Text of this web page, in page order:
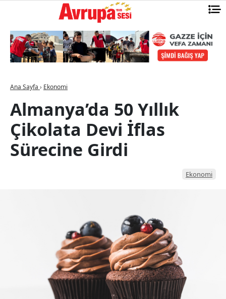
Ana Sayfa › Ekonomi
Almanya’da 50 Yıllık
Çikolata Devi İflas
Sürecine Girdi
Ekonomi